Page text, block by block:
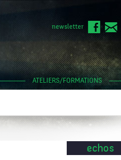
newsletter
ATELIERS/FORMATIONS
echos